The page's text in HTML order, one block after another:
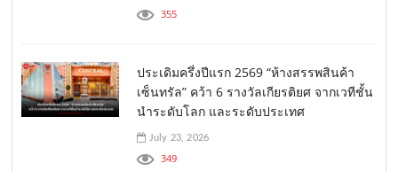
355
ประเดิมครึ่งปีแรก 2569 “ห้างสรรพสินค้า
เซ็นทรัล” คว้า 6 รางวัลเกียรติยศ จากเวทีชั้น
นำระดับโลก และระดับประเทศ
July 23, 2026
349